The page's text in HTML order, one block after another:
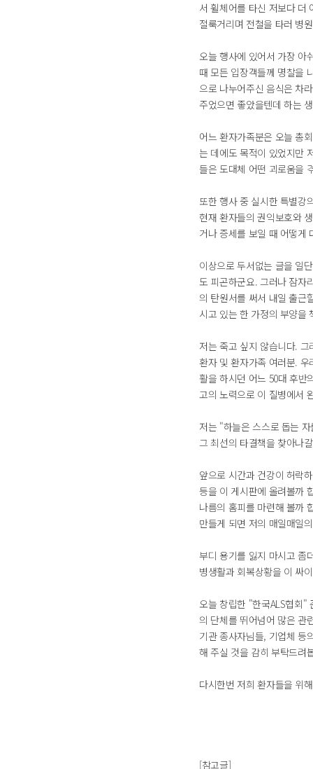
서 휠체어를 타신 저보다 더
절룩거리며 전철을 타러 병
오늘 행사에 있어서 가장 아
때 모든 입장객들께 명찰을
으로 나누어주신 음식은 차
주었으면 좋았을텐데 하는
어느 환자가족분은 오늘 총
는 데에도 목적이 있었지만
들은 도대체 어떤 괴로움을
또한 행사 중 실시한 특별강
현재 환자들의 권익보호와
거나 증세를 보일 때 어떻게
이상으로 두서없는 글을 일
도 피곤하군요. 그러나 잠자
의 탄원서를 써서 내일 출근
시고 있는 한 가정의 부양을
저는 죽고 싶지 않습니다.
환자 및 환자가족 여러분.
활을 하시던 어느 50대 후반
고의 노력으로 이 질병에서
저는 "하늘은 스스로 돕는
그 최선의 타결책을 찾아나
앞으로 시간과 건강이 허락
등을 이 게시판에 올려볼까
나름의 홈피를 마련해 볼까
만들게 되면 저의 매일매일
부디 용기를 잃지 마시고 좀
병생활과 회복상황을 이 싸
오늘 창립한 "한국ALS협회"
의 단체를 뛰어넘어 많은 관
기관 종사자님들, 기업체 등
해 주실 것을 감히 부탁드려
다시한번 저희 환자들을 위
[참고글]